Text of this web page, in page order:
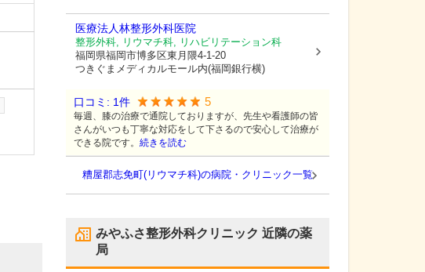
医療法人林整形外科医院
整形外科, リウマチ科, リハビリテーション科
福岡県福岡市博多区東月隈4-1-20
つきぐまメディカルモール内(福岡銀行横)
口コミ: 1件 5
毎週、膝の治療で通院しておりますが、先生や看護師の皆
さんがいつも丁寧な対応をして下さるので安心して治療が
できる院です。 続きを読む
糟屋郡志免町(リウマチ科)の病院・クリニック一覧
みやふさ整形外科クリニック 近隣の薬
局